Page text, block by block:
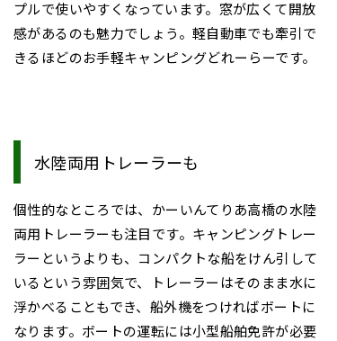
プルで使いやすくなっています。窓が広くて開放
感があるのも魅力でしょう。軽自動車でも牽引で
きるほどのお手軽キャンピングどれーらーです。
水陸両用トレーラーも
個性的なところでは、かーいんてりあ高橋の水陸
両用トレーラーも注目です。キャンピングトレー
ラーというよりも、コンパクトな船をけん引して
いるという雰囲気で、トレーラーはそのまま水に
浮かべることもでき、船外機をつければボートに
なります。ボートの運転には小型船舶免許が必要